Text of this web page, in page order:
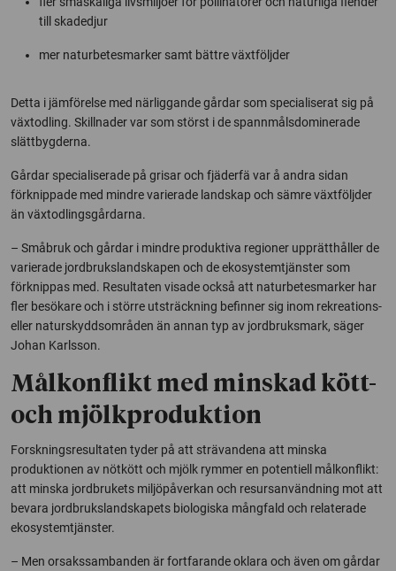
till skadedjur
mer naturbetesmarker samt bättre växtföljder
Detta i jämförelse med närliggande gårdar som specialiserat sig på
växtodling. Skillnader var som störst i de spannmålsdominerade
slättbygderna.
Gårdar specialiserade på grisar och fjäderfä var å andra sidan
förknippade med mindre varierade landskap och sämre växtföljder
än växtodlingsgårdarna.
– Småbruk och gårdar i mindre produktiva regioner upprätthåller de
varierade jordbrukslandskapen och de ekosystemtjänster som
förknippas med. Resultaten visade också att naturbetesmarker har
fler besökare och i större utsträckning befinner sig inom rekreations-
eller naturskyddsområden än annan typ av jordbruksmark, säger
Johan Karlsson.
Målkonflikt med minskad kött-
och mjölkproduktion
Forskningsresultaten tyder på att strävandena att minska
produktionen av nötkött och mjölk rymmer en potentiell målkonflikt:
att minska jordbrukets miljöpåverkan och resursanvändning mot att
bevara jordbrukslandskapets biologiska mångfald och relaterade
ekosystemtjänster.
– Men orsakssambanden är fortfarande oklara och även om gårdar